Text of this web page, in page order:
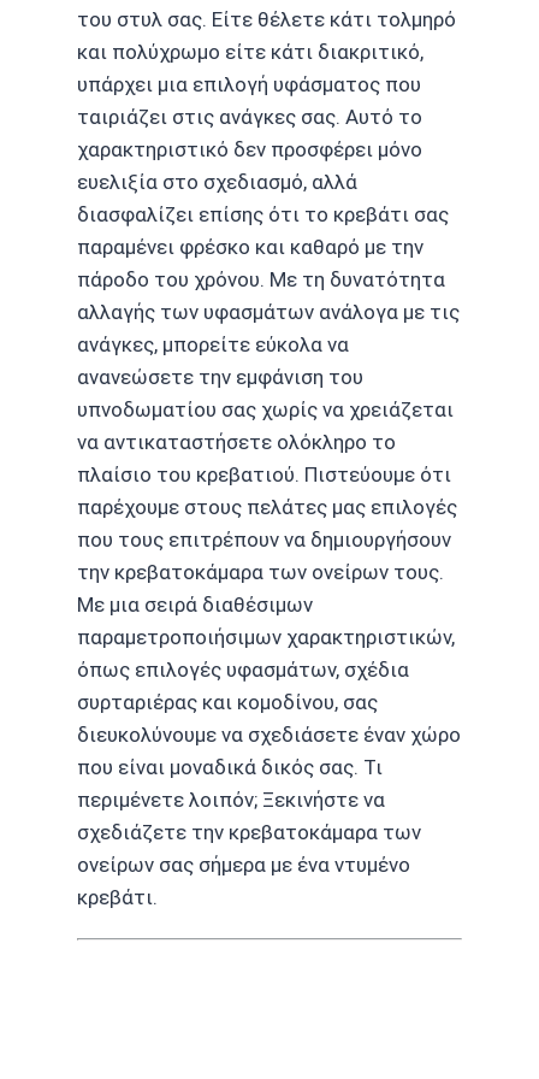
του στυλ σας. Είτε θέλετε κάτι τολμηρό
και πολύχρωμο είτε κάτι διακριτικό,
υπάρχει μια επιλογή υφάσματος που
ταιριάζει στις ανάγκες σας. Αυτό το
χαρακτηριστικό δεν προσφέρει μόνο
ευελιξία στο σχεδιασμό, αλλά
διασφαλίζει επίσης ότι το κρεβάτι σας
παραμένει φρέσκο και καθαρό με την
πάροδο του χρόνου. Με τη δυνατότητα
αλλαγής των υφασμάτων ανάλογα με τις
ανάγκες, μπορείτε εύκολα να
ανανεώσετε την εμφάνιση του
υπνοδωματίου σας χωρίς να χρειάζεται
να αντικαταστήσετε ολόκληρο το
πλαίσιο του κρεβατιού. Πιστεύουμε ότι
παρέχουμε στους πελάτες μας επιλογές
που τους επιτρέπουν να δημιουργήσουν
την κρεβατοκάμαρα των ονείρων τους.
Με μια σειρά διαθέσιμων
παραμετροποιήσιμων χαρακτηριστικών,
όπως επιλογές υφασμάτων, σχέδια
συρταριέρας και κομοδίνου, σας
διευκολύνουμε να σχεδιάσετε έναν χώρο
που είναι μοναδικά δικός σας. Τι
περιμένετε λοιπόν; Ξεκινήστε να
σχεδιάζετε την κρεβατοκάμαρα των
ονείρων σας σήμερα με ένα ντυμένο
κρεβάτι.